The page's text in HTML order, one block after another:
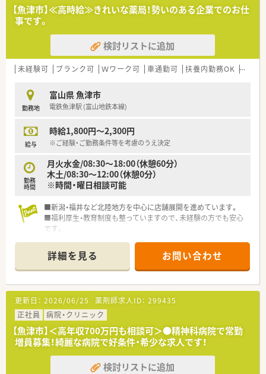
【魚津市】≪高時給≫きれいな薬局！勢いのある企業でのお仕
事です。
検討リストに追加
未経験可 ブランク可 Ｗワーク可 車通勤可 扶養内勤務OK 教育
勤務地
富山県 魚津市
電鉄魚津駅 (富山地鉄本線)
給与
時給1,800円～2,300円
※ご経験・ご勤務条件等を考慮のうえ決定
勤務
時間
月火水金/08:30～18:00（休憩60分）
木土/08:30～12:00（休憩0分）
※時間・曜日相談可能
■新潟・福井など北陸地方を中心に店舗展開を進めています。
■福利厚生・教育制度も整っていますので、未経験の方でも安心
です。
詳細を見る お問い合わせ
更新日： 2026/06/25 薬剤師求人ID： 299435
正社員
病院・クリニック
【魚津市】＜高年収700万円も相談可＞●精神科病院で常勤
増員募集！綺麗な病院で好条件・希少な求人です！
検討リストに追加